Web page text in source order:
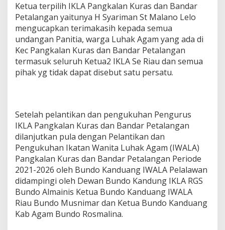
Ketua terpilih IKLA Pangkalan Kuras dan Bandar
Petalangan yaitunya H Syariman St Malano Lelo
mengucapkan terimakasih kepada semua
undangan Panitia, warga Luhak Agam yang ada di
Kec Pangkalan Kuras dan Bandar Petalangan
termasuk seluruh Ketua2 IKLA Se Riau dan semua
pihak yg tidak dapat disebut satu persatu.
Setelah pelantikan dan pengukuhan Pengurus
IKLA Pangkalan Kuras dan Bandar Petalangan
dilanjutkan pula dengan Pelantikan dan
Pengukuhan Ikatan Wanita Luhak Agam (IWALA)
Pangkalan Kuras dan Bandar Petalangan Periode
2021-2026 oleh Bundo Kanduang IWALA Pelalawan
didampingi oleh Dewan Bundo Kandung IKLA RGS
Bundo Almainis Ketua Bundo Kanduang IWALA
Riau Bundo Musnimar dan Ketua Bundo Kanduang
Kab Agam Bundo Rosmalina.